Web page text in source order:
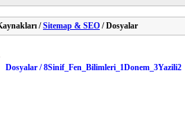
/Sitemap & SEO / Dosyalar
Dosyalar / 8Sinif_Fen_Bilimleri_1Donem_3Yazili2